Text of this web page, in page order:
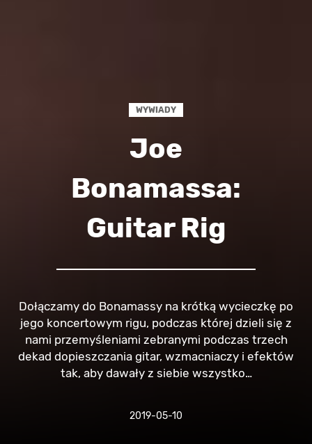
WYWIADY
Joe
Bonamassa:
Guitar Rig
Dołączamy do Bonamassy na krótką wycieczkę po
jego koncertowym rigu, podczas której dzieli się z
nami przemyśleniami zebranymi podczas trzech
dekad dopieszczania gitar, wzmacniaczy i efektów
tak, aby dawały z siebie wszystko…
2019-05-10